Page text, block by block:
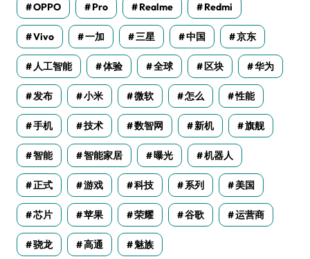
OPPO Pro Realme Redmi
Vivo 一加 三星 中国 京东
人工智能 体验 全球 区块 华为
发布 小米 微软 怎么 性能
手机 技术 数智网 新机 旗舰
智能 智能家居 曝光 机器人
正式 游戏 科技 系列 美国
芯片 苹果 荣耀 谷歌 运营商
骁龙 高通 魅族